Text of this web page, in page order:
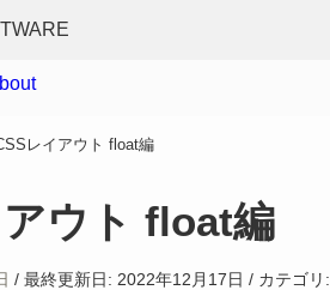
レイアウト float編
ウト float編
/ 最終更新日: 2022年12月17日 / カテゴリ: